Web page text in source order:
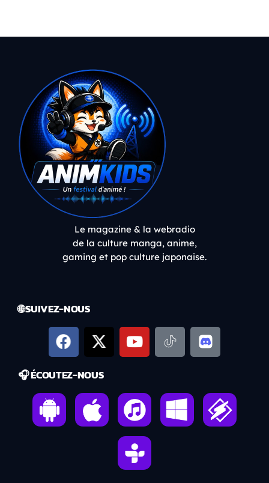
Le magazine & la webradio
de la culture manga, anime,
gaming et pop culture japonaise.
🌐 SUIVEZ-NOUS
🎧 ÉCOUTEZ-NOUS